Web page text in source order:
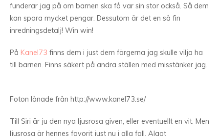
funderar jag på om barnen ska få var sin stor också. Så dem
kan spara mycket pengar. Dessutom är det en så fin
inredningsdetalj! Win win!
På Kanel73 finns dem i just dem färgerna jag skulle vilja ha
till barnen. Finns säkert på andra ställen med misstänker jag.
Foton lånade från http://www.kanel73.se/
Till Siri är ju den nya ljusrosa given, eller eventuellt en vit. Men
ljusrosa är hennes favorit just nu i alla fall. Algot